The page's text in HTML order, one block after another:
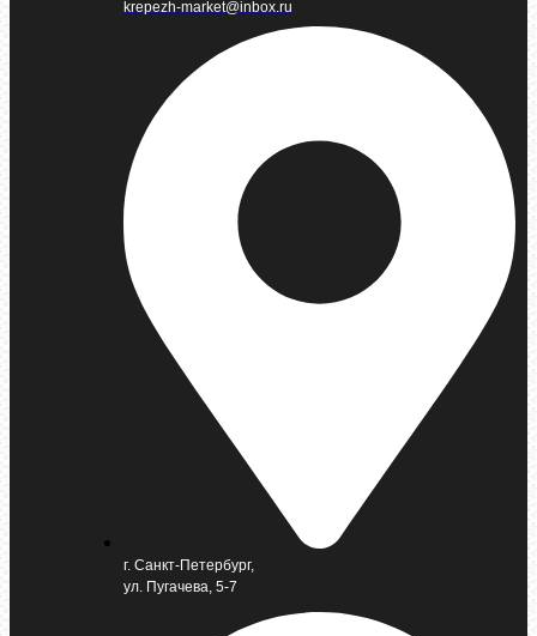
krepezh-market@inbox.ru
г. Санкт-Петербург,
ул. Пугачева, 5-7